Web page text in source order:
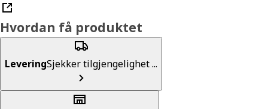
Hvordan få produktet
LeveringSjekker tilgjengelighet ...